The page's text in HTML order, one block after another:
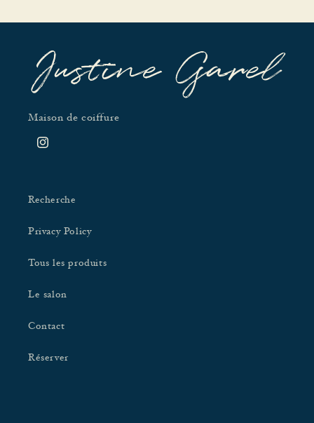
Justine Garel
Maison de coiffure
Instagram
Recherche
Privacy Policy
Tous les produits
Le salon
Contact
Réserver